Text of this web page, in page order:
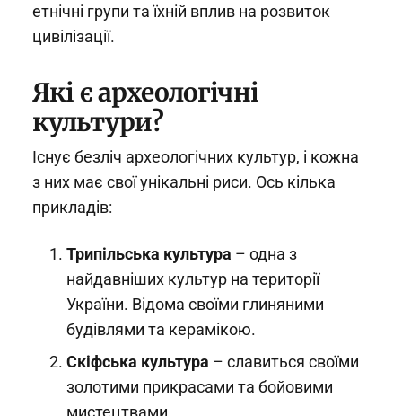
етнічні групи та їхній вплив на розвиток
цивілізації.
Які є археологічні
культури?
Існує безліч археологічних культур, і кожна
з них має свої унікальні риси. Ось кілька
прикладів:
Трипільська культура – одна з
найдавніших культур на території
України. Відома своїми глиняними
будівлями та керамікою.
Скіфська культура – славиться своїми
золотими прикрасами та бойовими
мистецтвами.